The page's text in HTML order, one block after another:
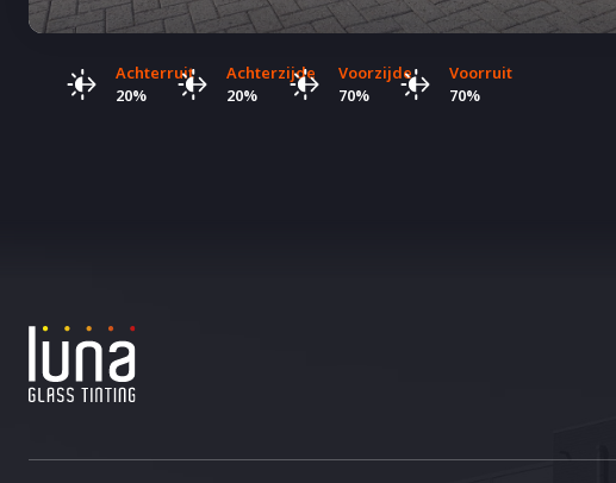
Achterruit
20%
Achterzijde
20%
Voorzijde
70%
Voorruit
70%